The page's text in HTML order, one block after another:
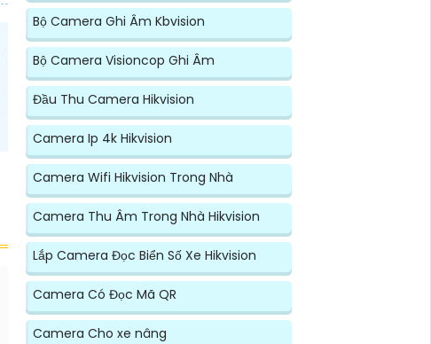
Bộ Camera Ghi Âm Kbvision
Bộ Camera Visioncop Ghi Âm
Đầu Thu Camera Hikvision
Camera Ip 4k Hikvision
Camera Wifi Hikvision Trong Nhà
Camera Thu Âm Trong Nhà Hikvision
Lắp Camera Đọc Biển Số Xe Hikvision
Camera Có Đọc Mã QR
Camera Cho xe nâng